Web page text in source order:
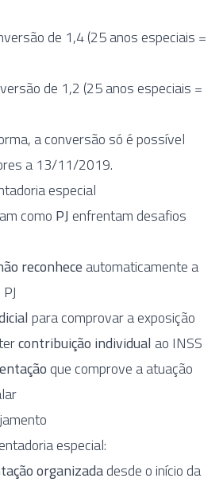
de 1,4 (25 anos especiais =
de 1,2 (25 anos especiais =
a conversão só é possível
a 13/11/2019.
especial
como PJ enfrentam desafios
reconhece automaticamente a
para comprovar a exposição
contribuição individual ao INSS
que comprove a atuação
especial:
organizadadesde o início da